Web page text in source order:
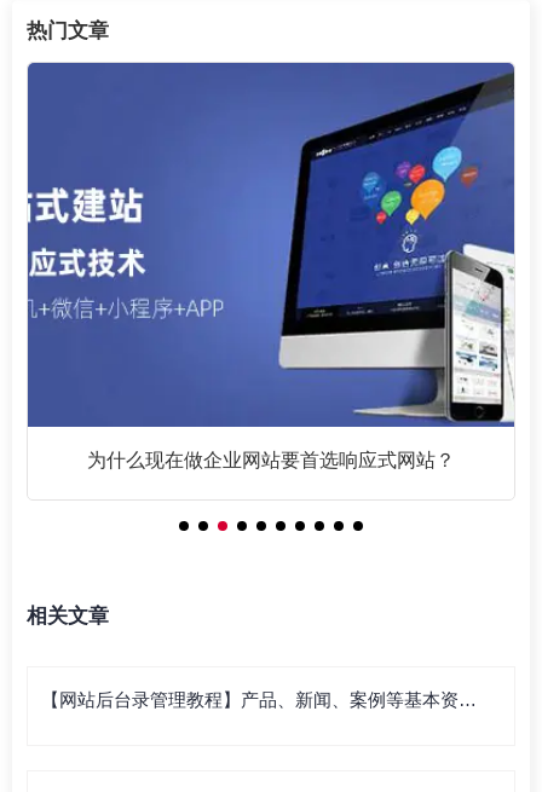
热门文章
为什么现在做企业网站要首选响应式网站？
相关文章
【网站后台录管理教程】产品、新闻、案例等基本资料